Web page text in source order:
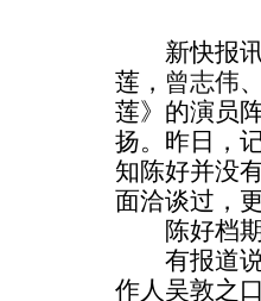
新快报讯
莲， 曾志伟
莲》的演员
扬。昨日，
知陈好并没
面洽谈过，
陈好档期
有报道说
作人吴敦之